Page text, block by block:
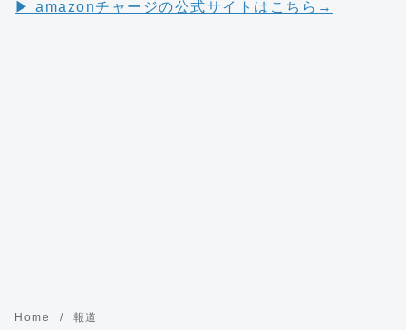
▶︎ amazonチャージの公式サイトはこちら→
Home 報道